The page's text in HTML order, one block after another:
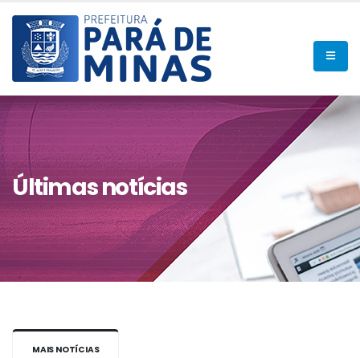
Últimas notícias
MAIS NOTÍCIAS